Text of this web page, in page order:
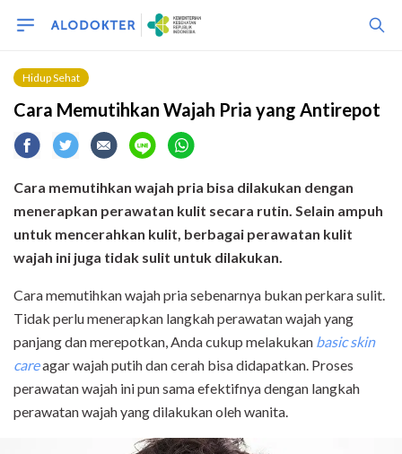
Hidup Sehat
Cara Memutihkan Wajah Pria yang Antirepot
Cara memutihkan wajah pria bisa dilakukan dengan
menerapkan perawatan kulit secara rutin. Selain ampuh
untuk mencerahkan kulit, berbagai perawatan kulit
wajah ini juga tidak sulit untuk dilakukan.
Cara memutihkan wajah pria sebenarnya bukan perkara sulit.
Tidak perlu menerapkan langkah perawatan wajah yang
panjang dan merepotkan, Anda cukup melakukan basic skin
careagar wajah putih dan cerah bisa didapatkan. Proses
perawatan wajah ini pun sama efektifnya dengan langkah
perawatan wajah yang dilakukan oleh wanita.